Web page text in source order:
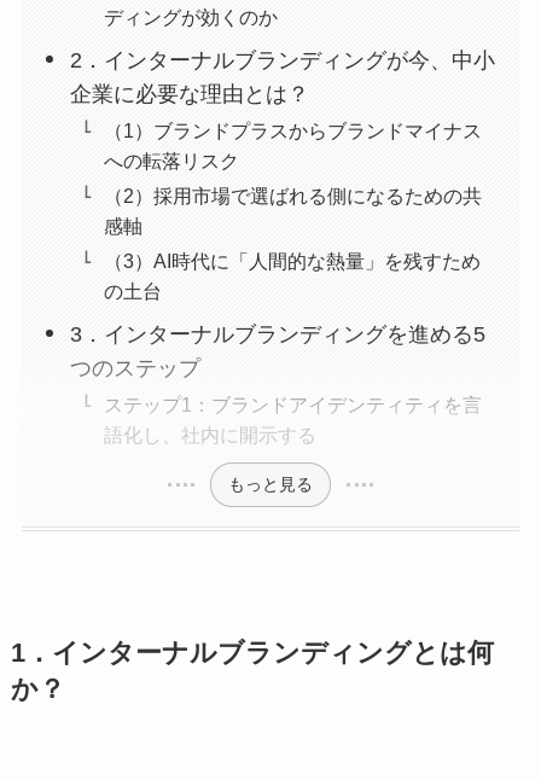
ディングが効くのか
2．インターナルブランディングが今、中小
企業に必要な理由とは？
（1）ブランドプラスからブランドマイナス
への転落リスク
（2）採用市場で選ばれる側になるための共
感軸
（3）AI時代に「人間的な熱量」を残すため
の土台
3．インターナルブランディングを進める5
つのステップ
ステップ1：ブランドアイデンティティを言
語化し、社内に開示する
もっと見る
1．インターナルブランディングとは何
か？